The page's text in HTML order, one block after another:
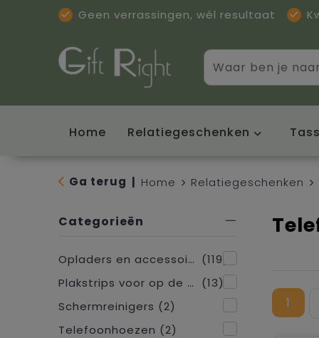
Geen verrassingen, wél resultaat
Home Relatiegeschenken
Ga terug Home Relatiegeschenken
Categorieën
Opladers en accessoires (119)
Plakstrips voor op de telefoon
(13)
Schermreinigers (2)
Telefoonhoezen (2)
1